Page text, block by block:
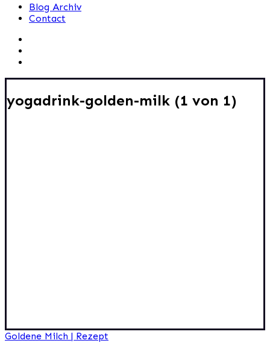
Blog Archiv
Contact
yogadrink-golden-milk (1 von 1)
Beitragsnavigation
Goldene Milch | Rezept